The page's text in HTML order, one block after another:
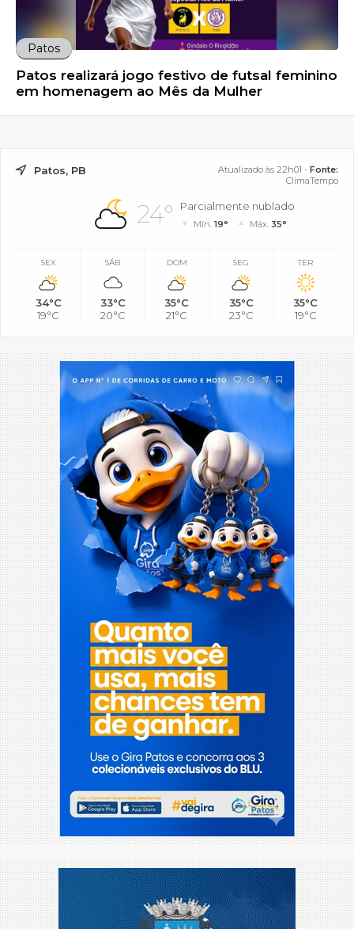
Patos
Patos realizará jogo festivo de futsal feminino
em homenagem ao Mês da Mulher
Patos, PB Atualizado às 22h01 - Fonte:
ClimaTempo
24° Parcialmente nublado
Mín.19° Máx. 35°
SEX
34°C
19°C
SÁB
33°C
20°C
DOM
35°C
21°C
SEG
35°C
23°C
TER
35°C
19°C